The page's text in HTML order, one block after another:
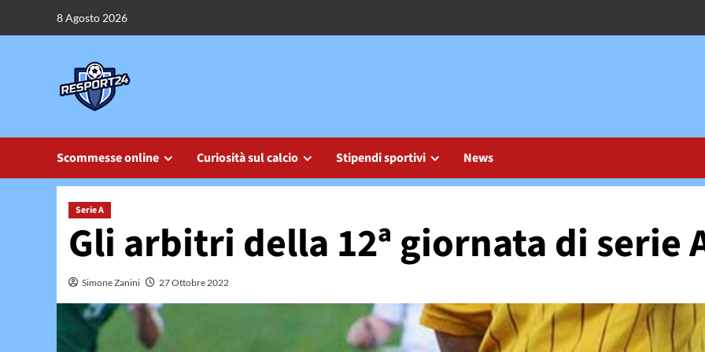
8 Agosto 2026
Scommesse online Curiosità sul calcio Stipendi sportivi News
Serie A
Gli arbitri della 12ª giornata di serie
Simone Zanini 27 Ottobre 2022